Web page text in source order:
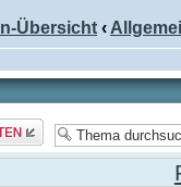
Übersicht ‹